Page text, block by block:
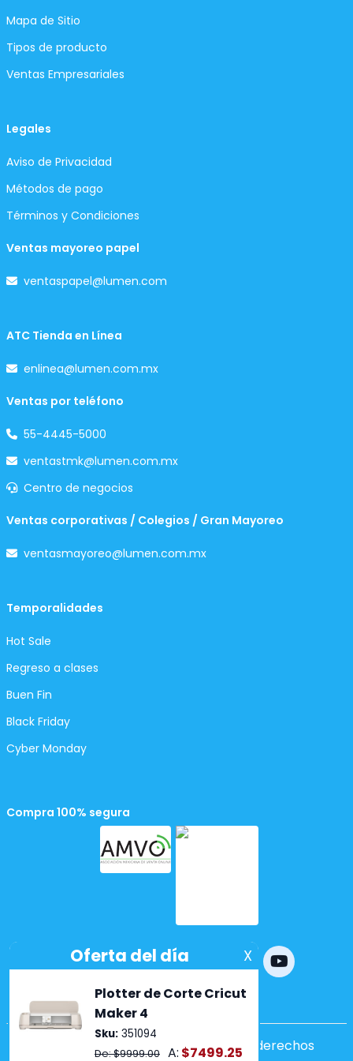
Mapa de Sitio
Tipos de producto
Ventas Empresariales
Legales
Aviso de Privacidad
Métodos de pago
Términos y Condiciones
Ventas mayoreo papel
ventaspapel@lumen.com
ATC Tienda en Línea
enlinea@lumen.com.mx
Ventas por teléfono
55-4445-5000
ventastmk@lumen.com.mx
Centro de negocios
Ventas corporativas / Colegios / Gran Mayoreo
ventasmayoreo@lumen.com.mx
Temporalidades
Hot Sale
Regreso a clases
Buen Fin
Black Friday
Cyber Monday
Compra 100% segura
Powered bynopCommerce
Copyright ©2026 Lumen. Todos los derechos